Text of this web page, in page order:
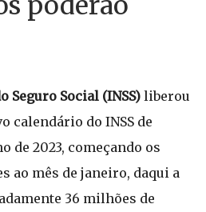
Social (INSS) liberou
calendário do INSS de
de 2023, começando os
ao mês de janeiro, daqui a
36 milhões de